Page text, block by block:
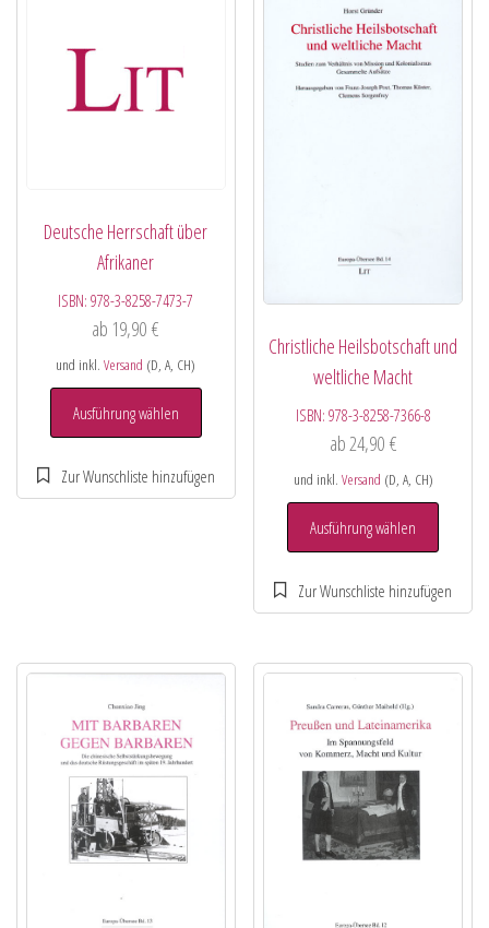
Deutsche Herrschaft über
Afrikaner
ISBN:978-3-8258-7473-7
ab 19,90€
und inkl.Versand (D, A, CH)
Ausführung wählen
Christliche Heilsbotschaft und
weltliche Macht
ISBN: 978-3-8258-7366-8
ab24,90 €
und inkl. Versand (D, A, CH)
Ausführung wählen